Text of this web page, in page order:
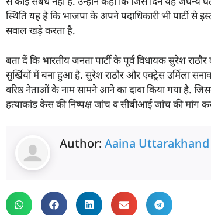
स्थिति यह है कि भाजपा के अपने पदाधिकारी भी पार्टी
सवाल खड़े करता है.
बता दें कि भारतीय जनता पार्टी के पूर्व विधायक सुरेश
सुर्खियों में बना हुआ है. सुरेश राठौर और एक्ट्रेस उर्मिला
वरिष्ठ नेताओं के नाम सामने आने का दावा किया गया है.
हत्याकांड केस की निष्पक्ष जांच व सीबीआई जांच की मांग
Author: Aaina Uttarakhand